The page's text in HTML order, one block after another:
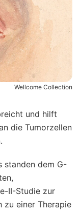
Wellcome Collection
und hilft
die Tumorzellen
standen dem G-
II-Studie zur
zu einer Therapie